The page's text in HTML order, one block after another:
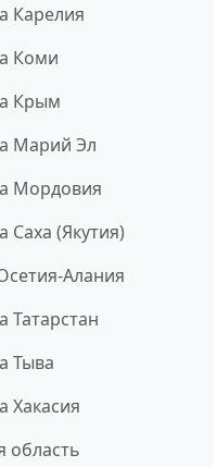
Карелия
Коми
Крым
Марий Эл
Мордовия
Саха (Якутия)
Алания
Татарстан
Тыва
Хакасия
область